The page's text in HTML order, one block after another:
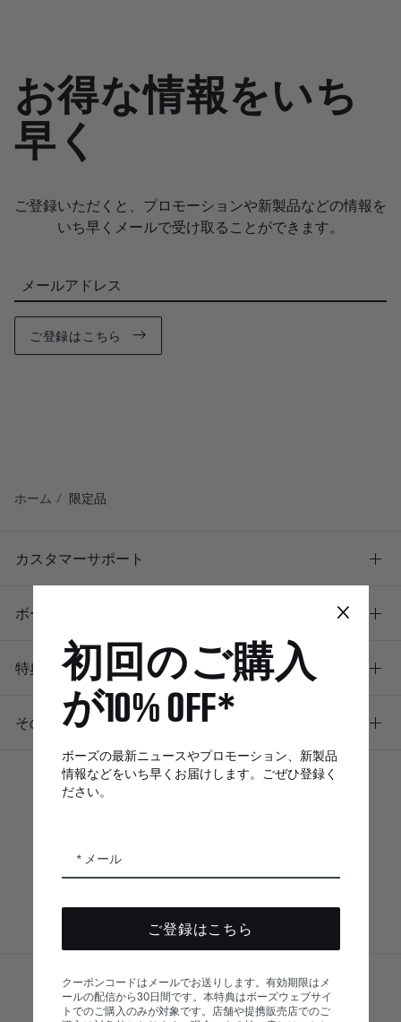
お得な情報をいち
早く
ご登録いただくと、プロモーションや新製品などの情報を
いち早くメールで受け取ることができます。
メールアドレス
ご登録はこちら
ホーム 限定品
カスタマーサポート
ボーズについて
特典
その他のリンク
© Bose Corporation 2026 サイトマップ
×
初回のご購入
が10% OFF*
ボーズの最新ニュースやプロモーション、新製品
情報などをいち早くお届けします。ごぜひ登録く
ださい。
メール
ご登録はこちら
クーポンコードはメールでお送りします。有効期限はメ
ールの配信から30日間です。本特典はボーズウェブサイ
トでのご購入のみが対象です。店舗や提携販売店でのご